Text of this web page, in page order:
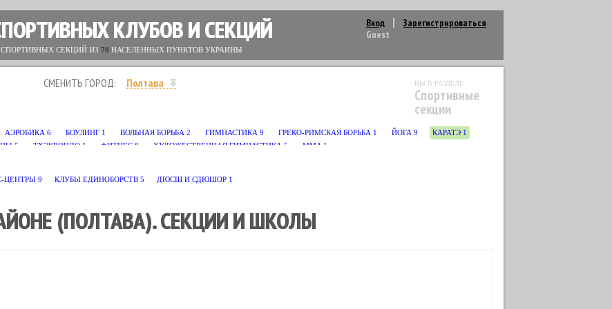
Вход
Зарегистрироваться
Guest
КЛУБОВ И СЕКЦИЙ
СПОРТИВНЫХ СЕКЦИЙ ИЗ 70 НАСЕЛЕННЫХ ПУНКТОВ УКРАИНЫ
СМЕНИТЬ ГОРОД: Полтава ВЫ В РАЗДЕЛЕ
Спортивные
секции
АЭРОБИКА 6 БОУЛИНГ 1 ВОЛЬНАЯ БОРЬБА 2 ГИМНАСТИКА 9 ГРЕКО-РИМСКАЯ БОРЬБА 1 ЙОГА 9 КАРАТЭ 1
5 ТХЭКВОНДО 1 ФИТНЕС 8 ХУДОЖЕСТВЕННАЯ ГИМНАСТИКА 5 MMA 1
ЦЕНТРЫ 9 КЛУБЫ ЕДИНОБОРСТВ 5 ДЮСШ И СДЮШОР 1
(ПОЛТАВА). СЕКЦИИ И ШКОЛЫ